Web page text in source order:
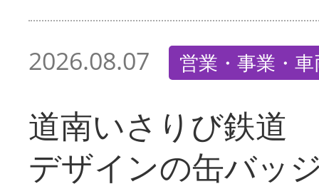
2026.08.07 営業・事業・
道南いさりび鉄道
デザインの缶バッ